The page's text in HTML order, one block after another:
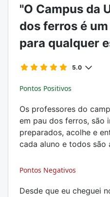
"O Campus da
dos ferros é
para qualquer
5.0
Pontos Positivos
Os professores do
em pau dos ferros, são
preparados, acolhe e
cada aluno e todos são
Pontos Negativos
Desde que eu cheguei